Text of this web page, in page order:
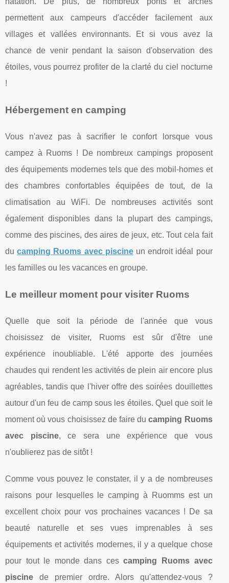
permettent aux campeurs d'accéder facilement aux
villages et vallées environnants. Et si vous avez la
chance de venir pendant la saison d'observation des
étoiles, vous pourrez profiter de la clarté du ciel nocturne
!
Hébergement en camping
Vous n'avez pas à sacrifier le confort lorsque vous
campez à Ruoms ! De nombreux campings proposent
des équipements modernes tels que des mobil-homes et
des chambres confortables équipées de tout, de la
climatisation au WiFi. De nombreuses activités sont
également disponibles dans la plupart des campings,
comme des piscines, des aires de jeux, etc. Tout cela fait
ducamping Ruoms avec piscineun endroit idéal pour
les familles ou les vacances en groupe.
Le meilleur moment pour visiter Ruoms
Quelle que soit la période de l'année que vous
choisissez de visiter, Ruoms est sûr d'être une
expérience inoubliable. L'été apporte des journées
chaudes qui rendent les activités de plein air encore plus
agréables, tandis que l'hiver offre des soirées douillettes
autour d'un feu de camp sous les étoiles. Quel que soit le
moment où vous choisissez de faire ducamping Ruoms
avec piscine, ce sera une expérience que vous
n'oublierez pas de sitôt !
Comme vous pouvez le constater, il y a de nombreuses
raisons pour lesquelles le camping à Ruomms est un
excellent choix pour vos prochaines vacances ! De sa
beauté naturelle et ses vues imprenables à ses
équipements et activités modernes, il y a quelque chose
pour tout le monde dans cescamping Ruoms avec
piscine de premier ordre. Alors qu'attendez-vous ?